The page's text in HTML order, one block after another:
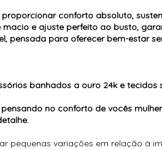
conforto absoluto,
e ajuste perfeito ao busto,
pensada para oferecer bem-estar
banhados a ouro 24k e
no conforto de vocês
pequenas variações em relação à